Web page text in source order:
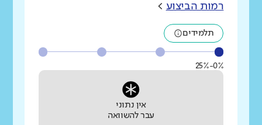
רמות הביצוע >
תלמידים
0%-25%
אין נתוני
עבר להשוואה